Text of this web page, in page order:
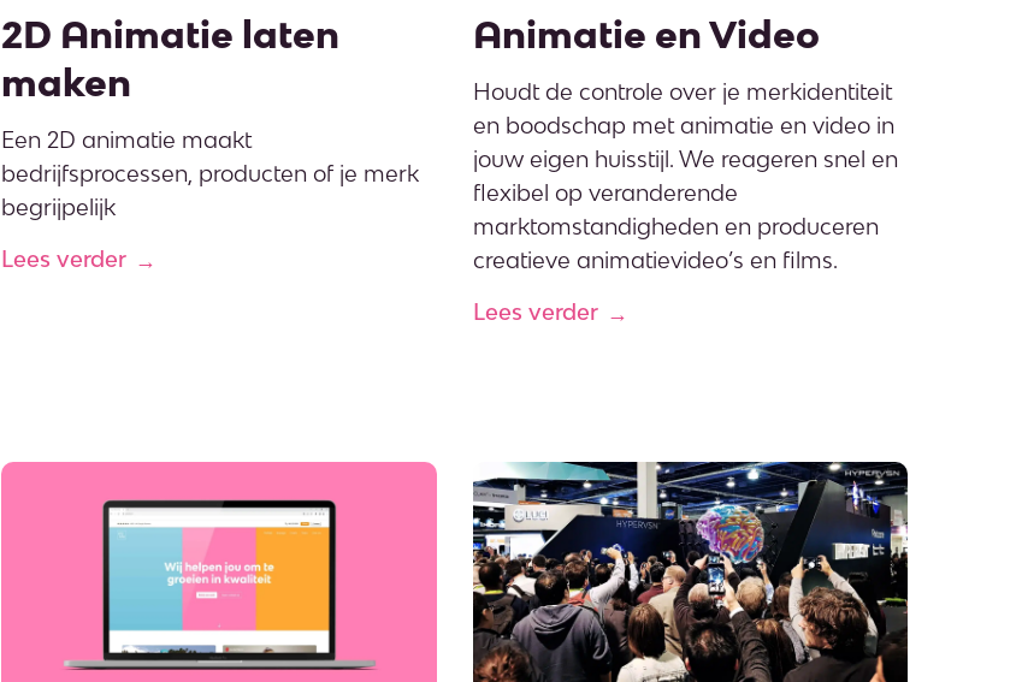
2D Animatie laten
maken
Een 2D animatie maakt
bedrijfsprocessen, producten of je merk
begrijpelijk
Lees verder
Animatie en Video
Houdt de controle over je merkidentiteit
en boodschap met animatie en video in
jouw eigen huisstijl. We reageren snel en
flexibel op veranderende
marktomstandigheden en produceren
creatieve animatievideo’s en films.
Lees verder